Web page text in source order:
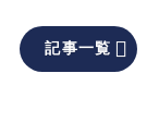
記事一覧 